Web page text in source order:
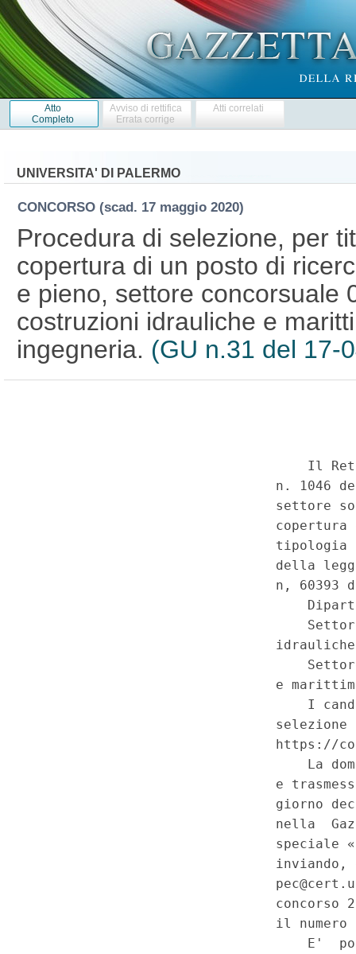
Atto
Completo
Avviso di rettifica
Errata corrige
Atti correlati
UNIVERSITA' DI PALERMO
CONCORSO (scad. 17 maggio 2020)
Procedura di selezione, per
copertura di un posto di
e pieno, settore concorsuale
costruzioni idrauliche e
ingegneria. (GU n.31 del 17-